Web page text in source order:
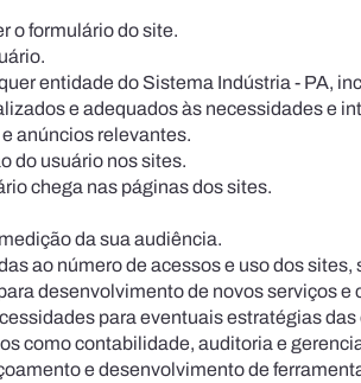
o formulário do site.
entidade do Sistema Indústria - PA,
e adequados às necessidades e
anúncios relevantes.
do usuário nos sites.
chega nas páginas dos sites.
da sua audiência.
ao número de acessos e uso dos sites,
desenvolvimento de novos serviços e
para eventuais estratégias
como contabilidade, auditoria e
e desenvolvimento de